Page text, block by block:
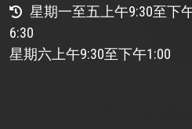
星期一至五上午9:30至下
6:30
星期六上午9:30至下午1:00